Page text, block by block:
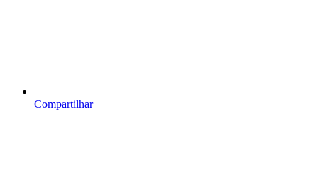
Compartilhar